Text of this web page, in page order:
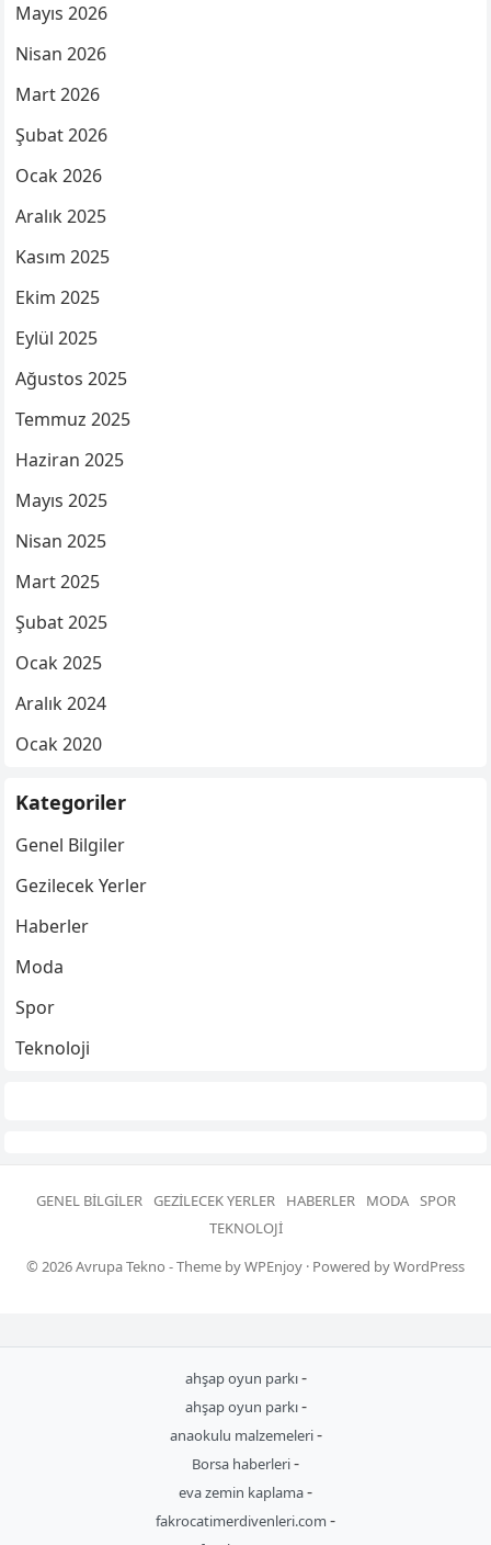
Mayıs 2026
Nisan 2026
Mart 2026
Şubat 2026
Ocak 2026
Aralık 2025
Kasım 2025
Ekim 2025
Eylül 2025
Ağustos 2025
Temmuz 2025
Haziran 2025
Mayıs 2025
Nisan 2025
Mart 2025
Şubat 2025
Ocak 2025
Aralık 2024
Ocak 2020
Kategoriler
Genel Bilgiler
Gezilecek Yerler
Haberler
Moda
Spor
Teknoloji
GENEL BILGILER GEZILECEK YERLER HABERLER MODA SPOR
TEKNOLOJI
© 2026Avrupa Tekno - Theme byWPEnjoy · Powered byWordPress
ahşap oyun parkı-
ahşap oyun parkı-
anaokulu malzemeleri-
Borsa haberleri-
eva zemin kaplama-
fakrocatimerdivenleri.com -